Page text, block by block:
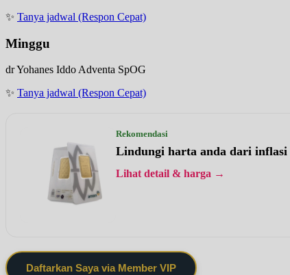
✨ Tanya jadwal (Respon Cepat)
Minggu
dr Yohanes Iddo Adventa SpOG
✨ Tanya jadwal (Respon Cepat)
Rekomendasi
Lindungi harta anda dari inflasi
Lihat detail & harga →
Daftarkan Saya via Member VIP